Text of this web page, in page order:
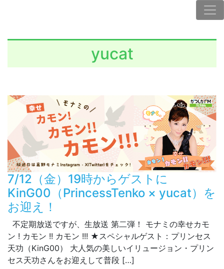
yucat
7/12（金）19時からゲストに
KinG00（PrincessTenko × yucat）を
お迎え！
不定期放送ですが、生放送 第二弾！ モナミの幸せカモ
ン ! カモン !! カモン !!! ★スペシャルゲスト：プリンセス
天功（KinG00） 大人気の美しいイリュージョン・プリン
セス天功さんをお迎えして普段 […]